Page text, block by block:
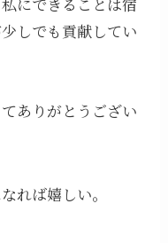
しでも貢献してい
ありがとうござい
れば嬉しい。